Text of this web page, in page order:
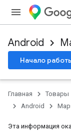
Android
Начало
Главная Товары
Android
Эта информация